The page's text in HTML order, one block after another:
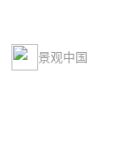
景观中国